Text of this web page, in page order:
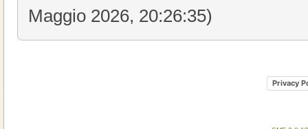
Maggio 2026, 20:26:35)
Privacy